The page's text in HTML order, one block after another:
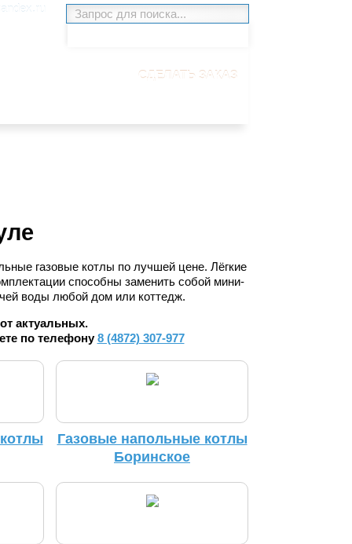
СДЕЛАТЬ ЗАКАЗ
газовые котлы по лучшей цене. Лёгкие
способны заменить собой мини-
воды любой дом или коттедж.
актуальных.
по телефону8 (4872) 307-977
Газовые напольные котлы
Боринское